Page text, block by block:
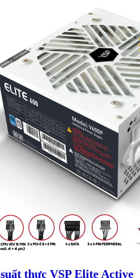
thực VSP Elite Active